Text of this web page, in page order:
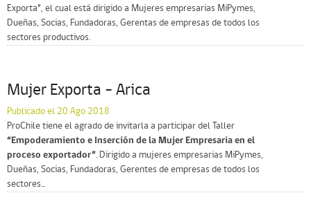
Exporta”, el cual está dirigido a Mujeres empresarias MiPymes,
Dueñas, Socias, Fundadoras, Gerentas de empresas de todos los
sectores productivos.
Mujer Exporta – Arica
Publicado el 20 Ago 2018
ProChile tiene el agrado de invitarla a participar del Taller
“Empoderamiento e Inserción de la Mujer Empresaria en el
proceso exportador”. Dirigido a mujeres empresarias MiPymes,
Dueñas, Socias, Fundadoras, Gerentes de empresas de todos los
sectores...